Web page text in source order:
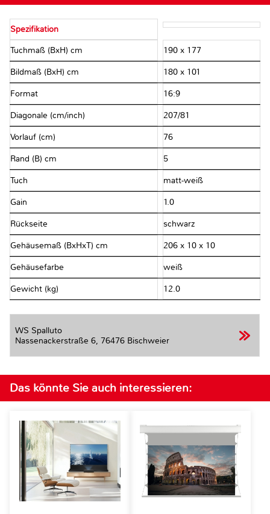
Spezifikation
Tuchmaß (BxH) cm 190 x 177
Bildmaß (BxH) cm 180 x 101
Format 16:9
Diagonale (cm/inch) 207/81
Vorlauf (cm) 76
Rand (B) cm 5
Tuch matt-weiß
Gain 1.0
Rückseite schwarz
Gehäusemaß (BxHxT) cm 206 x 10 x 10
Gehäusefarbe weiß
Gewicht (kg) 12.0
WS Spalluto
Nassenackerstraße 6, 76476 Bischweier
Das könnte Sie auch interessieren: